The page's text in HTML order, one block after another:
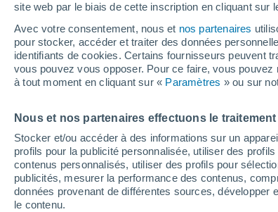
site web par le biais de cette inscription en cliquant sur
Avec votre consentement, nous et nos partenaires
pour stocker, accéder et traiter des données
identifiants de cookies. Certains fournisseurs peuvent
vous pouvez vous opposer. Pour ce faire, vous
à tout moment en cliquant sur « Paramètres » ou sur
Nous et nos partenaires effectuons le
Stocker et/ou accéder à des informations sur un
profils pour la publicité personnalisée, utiliser des
contenus personnalisés, utiliser des profils pour
publicités, mesurer la performance des contenus,
données provenant de différentes sources,
le contenu.
Kilomètres skiables
Pistes ouvertes
Remontées
Hauteur de neige